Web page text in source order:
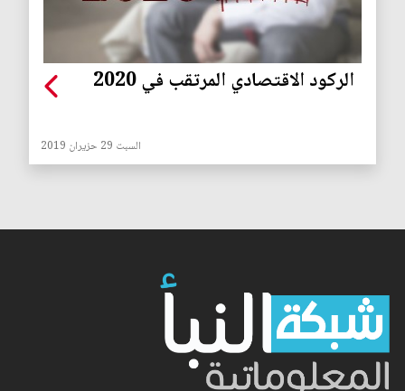
الركود الاقتصادي المرتقب في 2020
السبت 29 حزيران 2019